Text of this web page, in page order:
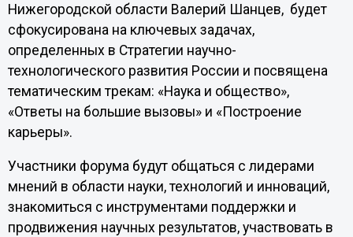
Нижегородской области Валерий Шанцев, будет
сфокусирована на ключевых задачах,
определенных в Стратегии научно-
технологического развития России и посвящена
тематическим трекам: «Наука и общество»,
«Ответы на большие вызовы» и «Построение
карьеры».
Участники форума будут общаться с лидерами
мнений в области науки, технологий и инноваций,
знакомиться с инструментами поддержки и
продвижения научных результатов, участвовать в